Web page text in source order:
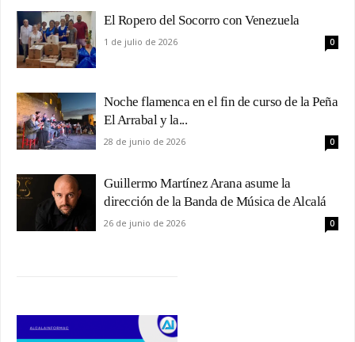
El Ropero del Socorro con Venezuela
1 de julio de 2026 0
Noche flamenca en el fin de curso de la Peña
El Arrabal y la...
28 de junio de 2026 0
Guillermo Martínez Arana asume la
dirección de la Banda de Música de Alcalá
26 de junio de 2026 0